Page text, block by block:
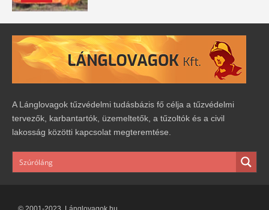
A Lánglovagok tűzvédelmi tudásbázis fő célja a tűzvédelmi
tervezők, karbantartók, üzemeltetők, a tűzoltók és a civil
lakosság közötti kapcsolat megteremtése.